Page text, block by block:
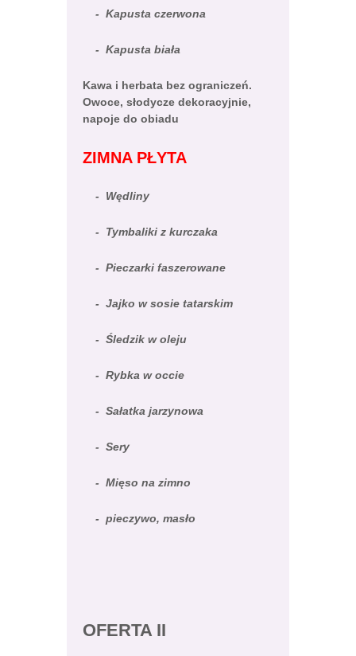
- Kapusta czerwona
- Kapusta biała
Kawa i herbata bez ograniczeń.
Owoce, słodycze dekoracyjnie,
napoje do obiadu
ZIMNA PŁYTA
- Wędliny
- Tymbaliki z kurczaka
- Pieczarki faszerowane
- Jajko w sosie tatarskim
- Śledzik w oleju
- Rybka w occie
- Sałatka jarzynowa
- Sery
- Mięso na zimno
- pieczywo, masło
OFERTA II